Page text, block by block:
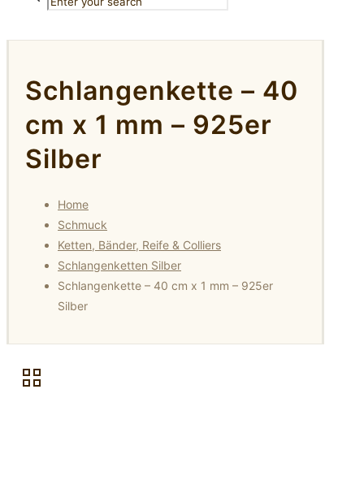
Schlangenkette – 40
cm x 1 mm – 925er
Silber
Home
Schmuck
Ketten, Bänder, Reife & Colliers
Schlangenketten Silber
Schlangenkette – 40 cm x 1 mm – 925er
Silber